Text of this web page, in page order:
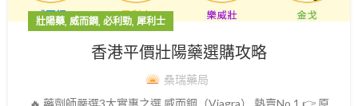
壯陽藥, 威而鋼, 必利勁, 犀利士
香港平價壯陽藥選購攻略
桑瑞藥局